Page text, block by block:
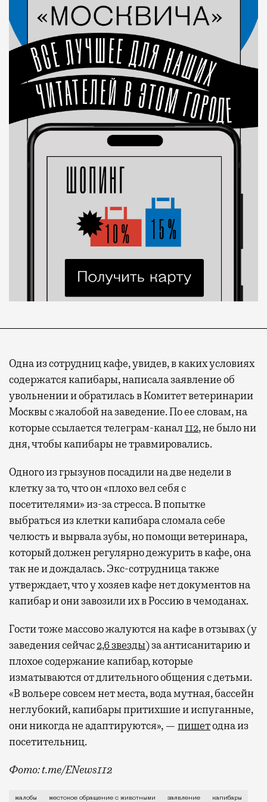
Одна из сотрудниц кафе, увидев, в каких условиях
содержатся капибары, написала заявление об
увольнении и обратилась в Комитет ветеринарии
Москвы с жалобой на заведение. По ее словам, на
которые ссылается телеграм-канал112, не было ни
дня, чтобы капибары не травмировались.
Одного из грызунов посадили на две недели в
клетку за то, что он «плохо вел себя с
посетителями» из-за стресса. В попытке
выбраться из клетки капибара сломала себе
челюсть и вырвала зубы, но помощи ветеринара,
который должен регулярно дежурить в кафе, она
так не и дождалась. Экс-сотрудница также
утверждает, что у хозяев кафе нет документов на
капибар и они завозили их в Россию в чемоданах.
Гости тоже массово жалуются на кафе в отзывах (у
заведения сейчас2,6 звезды) за антисанитарию и
плохое содержание капибар, которые
изматываются от длительного общения с детьми.
«В вольере совсем нет места, вода мутная, бассейн
неглубокий, капибары притихшие и испуганные,
они никогда не адаптируются», — пишетодна из
посетительниц.
Фото: t.me/ENews112
С момента открытия нового контактного кафе с
жалобы жестокое обращение с животными заявление капибары